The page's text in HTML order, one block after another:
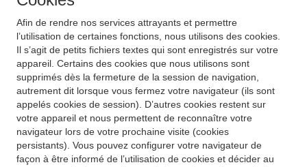
Afin de rendre nos services attrayants et permettre
l’utilisation de certaines fonctions, nous utilisons des cookies.
Il s’agit de petits fichiers textes qui sont enregistrés sur votre
appareil. Certains des cookies que nous utilisons sont
supprimés dès la fermeture de la session de navigation,
autrement dit lorsque vous fermez votre navigateur (ils sont
appelés cookies de session). D’autres cookies restent sur
votre appareil et nous permettent de reconnaître votre
navigateur lors de votre prochaine visite (cookies
persistants). Vous pouvez configurer votre navigateur de
façon à être informé de l’utilisation de cookies et décider au